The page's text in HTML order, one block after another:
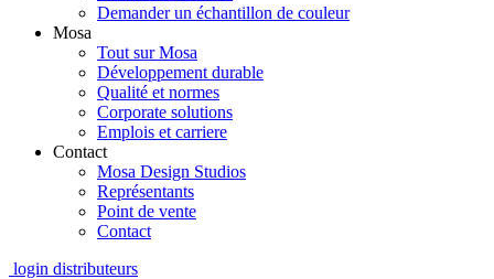
Demander un échantillon de couleur
Mosa
Tout sur Mosa
Développement durable
Qualité et normes
Corporate solutions
Emplois et carriere
Contact
Mosa Design Studios
Représentants
Point de vente
Contact
login distributeurs